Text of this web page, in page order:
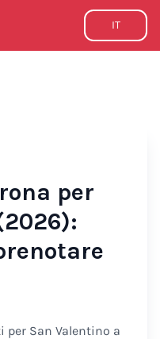
IT
per
San Valentino a